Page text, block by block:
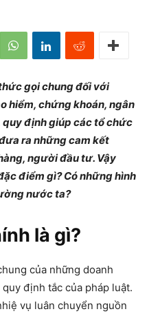
gọi chung đối với
hiểm, chứng khoán, ngân
định giúp các tổ chức
ra những cam kết
người đầu tư. Vậy
điểm gì? Có những hình
nước ta?
là gì?
của những doanh
định tắc của pháp luật.
vụ luân chuyển nguồn